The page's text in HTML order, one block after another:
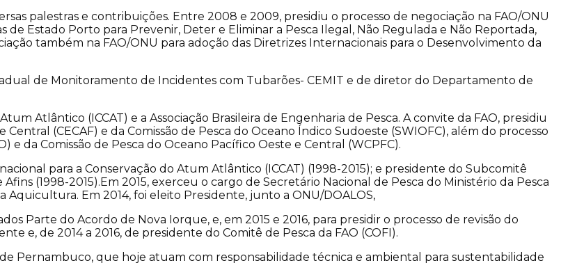
palestras e contribuições. Entre 2008 e 2009, presidiu o processo de negociação na FAO/ONU
Estado Porto para Prevenir, Deter e Eliminar a Pesca Ilegal, Não Regulada e Não Reportada,
também na FAO/ONU para adoção das Diretrizes Internacionais para o Desenvolvimento da
de Monitoramento de Incidentes com Tubarões- CEMIT e de diretor do Departamento de
Atlântico (ICCAT) e a Associação Brasileira de Engenharia de Pesca. A convite da FAO, presidiu
(CECAF) e da Comissão de Pesca do Oceano Índico Sudoeste (SWIOFC), além do processo
da Comissão de Pesca do Oceano Pacífico Oeste e Central (WCPFC).
para a Conservação do Atum Atlântico (ICCAT) (1998-2015); e presidente do Subcomitê
(1998-2015).Em 2015, exerceu o cargo de Secretário Nacional de Pesca do Ministério da Pesca
Em 2014, foi eleito Presidente, junto a ONU/DOALOS,
Parte do Acordo de Nova Iorque, e, em 2015 e 2016, para presidir o processo de revisão do
e, de 2014 a 2016, de presidente do Comitê de Pesca da FAO (COFI).
Pernambuco, que hoje atuam com responsabilidade técnica e ambiental para sustentabilidade